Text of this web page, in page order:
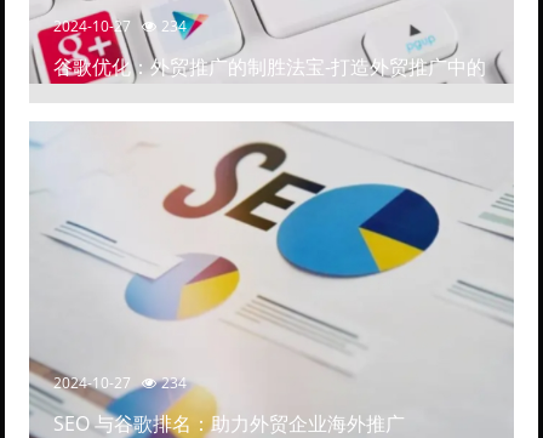
2024-10-27 234
谷歌优化：外贸推广的制胜法宝-打造外贸推广中的
高排名网站
2024-10-27 234
SEO 与谷歌排名：助力外贸企业海外推广